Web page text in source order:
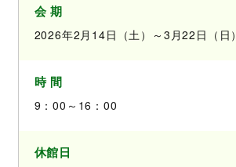
会 期
2026年2月14日（土）～3月22日（日）
時 間
9：00～16：00
休館日